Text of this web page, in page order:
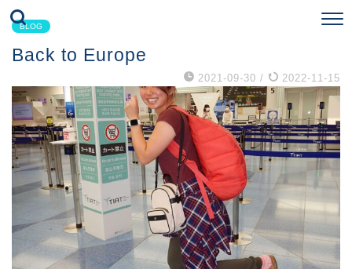
BLOG
Back to Europe
2021-09-30 / 2022-11-15